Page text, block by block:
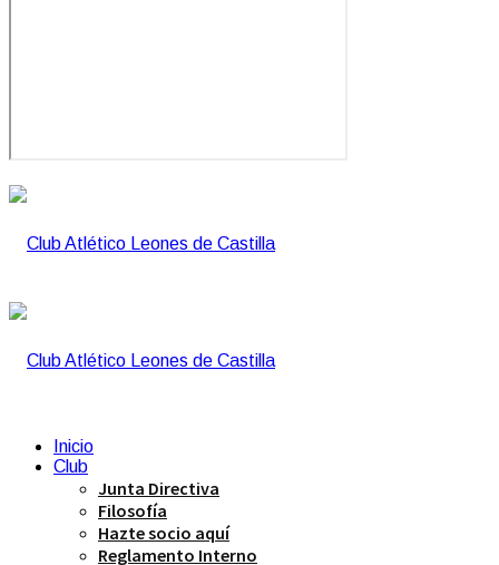
Inicio
Club
Junta Directiva
Filosofía
Hazte socio aquí
Reglamento Interno